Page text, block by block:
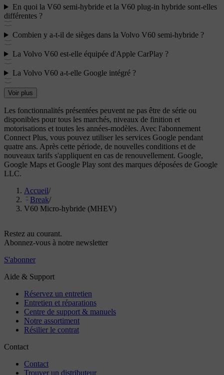
En quoi la V60 semi-hybride et la V60 plug-in hybride sont-elles
différentes ?
Combien y a-t-il de sièges dans la Volvo V60 semi-hybride ?
La Volvo V60 est-elle équipée d'Apple CarPlay ?
La Volvo V60 a-t-elle Google intégré ?
Voir plus
Les fonctionnalités présentées peuvent ne pas être de série ou
disponibles pour tous les marchés, niveaux de finition et
motorisations et toutes les années-modèles. Avec l'abonnement
Connect Plus, vous pouvez utiliser les services Google pendant
quatre ans. Après cette période, de nouvelles conditions et de
nouveaux tarifs s'appliquent en cas de renouvellement. Google,
Google Maps et Google Play sont des marques déposées de Google
LLC.
Accueil/
Break/
V60 Micro-hybride (MHEV)